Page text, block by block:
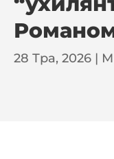
28 Тра, 2026 |